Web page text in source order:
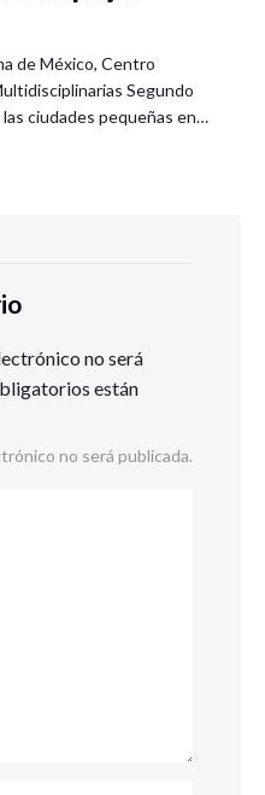
de México, Centro
Segundo
ciudades pequeñas en…
no será
están
no será publicada.